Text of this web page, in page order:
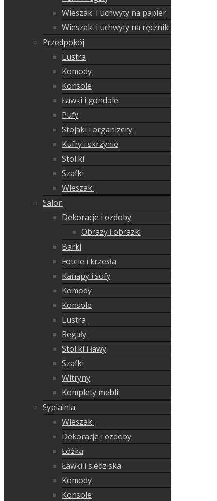
Wieszaki i uchwyty na papier
Wieszaki i uchwyty na ręcznik
Przedpokój
Lustra
Komody
Konsole
Ławki i gondole
Pufy
Stojaki i organizery
Kufry i skrzynie
Stoliki
Szafki
Wieszaki
Salon
Dekoracje i ozdoby
Obrazy i obrazki
Barki
Fotele i krzesła
Kanapy i sofy
Komody
Konsole
Lustra
Regały
Stoliki i ławy
Szafki
Witryny
Komplety mebli
Sypialnia
Wieszaki
Dekoracje i ozdoby
Łóżka
Ławki i siedziska
Komody
Konsole